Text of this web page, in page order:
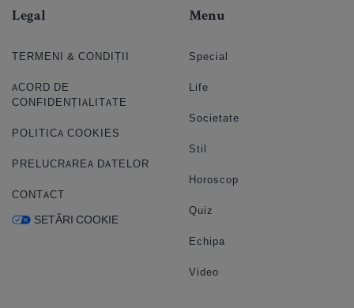
Legal
TERMENI & CONDIȚII
ACORD DE
CONFIDENȚIALITATE
POLITICA COOKIES
PRELUCRAREA DATELOR
CONTACT
SETĂRI COOKIE
Menu
Special
Life
Societate
Stil
Horoscop
Quiz
Echipa
Video